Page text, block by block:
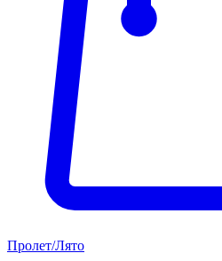
Пролет/Лято